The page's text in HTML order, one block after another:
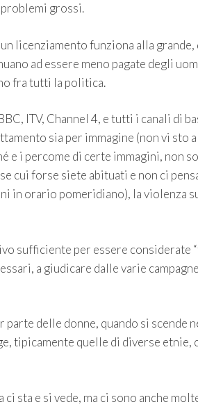
grossi.
licenziamento funziona alla grande,
ad essere meno pagate degli
fra tutti la politica.
ITV, Channel 4, e tutti i canali di
sia per immagine (non vi sto
e i percome di certe immagini, non
cui forse siete abituati e non ci
in orario pomeridiano), la violenza
sufficiente per essere considerate
a giudicare dalle varie
delle donne, quando si scende
tipicamente quelle di diverse etnie,
sta e si vede, ma ci sono anche